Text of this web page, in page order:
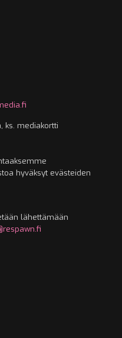
ks. mediakortti
hyväksyt evästeiden
lähettämään